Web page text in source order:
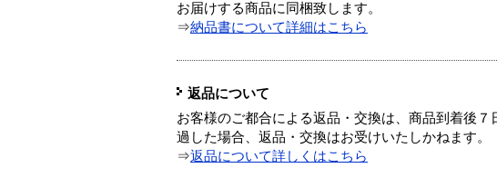
お届けする商品に同梱致します。
⇒納品書について詳細はこちら
返品について
お客様のご都合による返品・交換は、商品到着後
過した場合、返品・交換はお受けいたしかねます。
⇒返品について詳しくはこちら